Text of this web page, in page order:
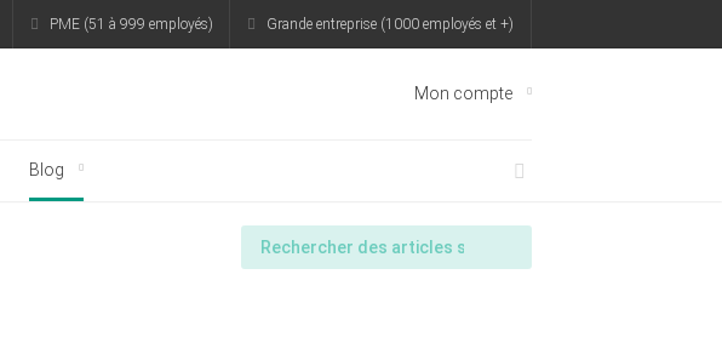
PME (51 à 999 employés) Grande entreprise (1000 employés et +)
Mon compte
Blog